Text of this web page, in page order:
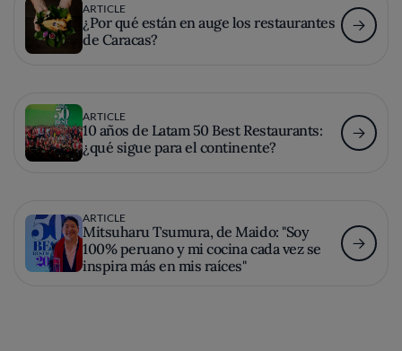
ARTICLE
¿Por qué están en auge los restaurantes
de Caracas?
ARTICLE
10 años de Latam 50 Best Restaurants:
¿qué sigue para el continente?
ARTICLE
Mitsuharu Tsumura, de Maido: "Soy
100% peruano y mi cocina cada vez se
inspira más en mis raíces"